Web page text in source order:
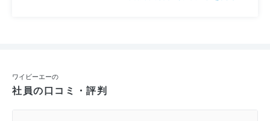
ワイビーエーの
社員の口コミ・評判